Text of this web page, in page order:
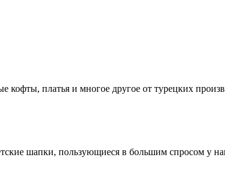
платья и многое другое от турецких
шапки, пользующиеся в большим спросом у